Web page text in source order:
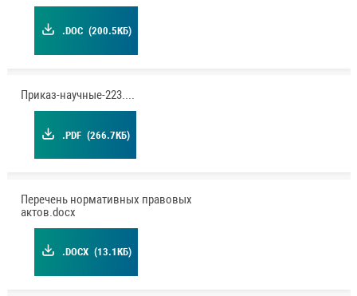
.DOC (200.5КБ)
Приказ-научные-223.pdf
.PDF (266.7КБ)
Перечень нормативных правовых
актов.docx
.DOCX (13.1КБ)